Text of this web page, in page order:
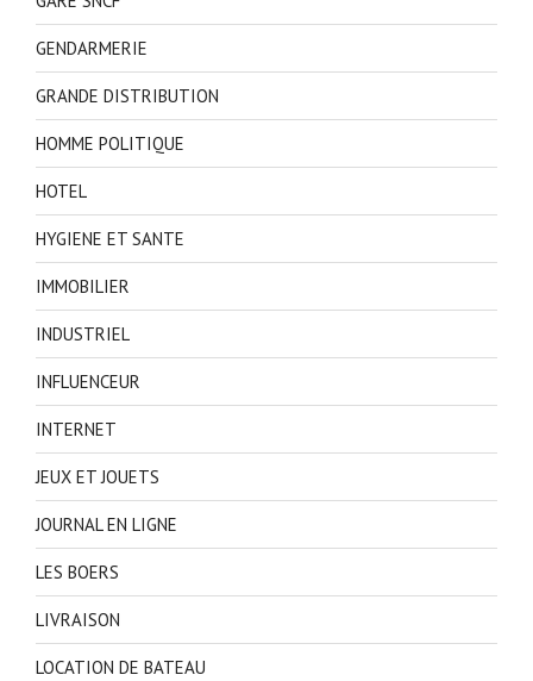
GENDARMERIE
GRANDE DISTRIBUTION
HOMME POLITIQUE
HOTEL
HYGIENE ET SANTE
IMMOBILIER
INDUSTRIEL
INFLUENCEUR
INTERNET
JEUX ET JOUETS
JOURNAL EN LIGNE
LES BOERS
LIVRAISON
LOCATION DE BATEAU